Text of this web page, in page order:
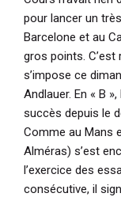
pour lancer un
Barcelone et au
gros points.
s’impose ce
Andlauer. En « B
succès depuis le
Comme au Mans
Alméras) s’est
l’exercice des
consécutive, il